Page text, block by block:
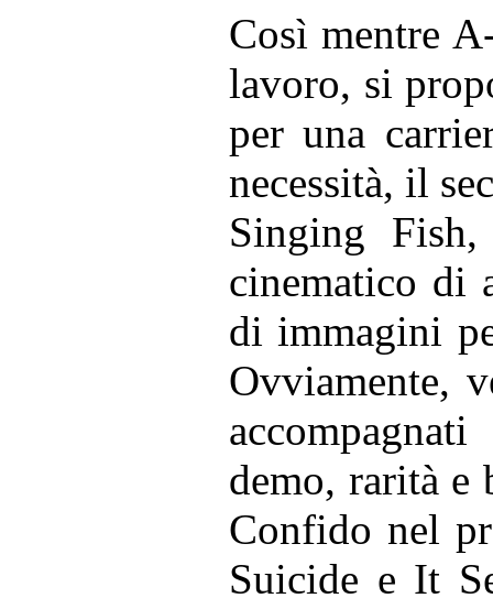
Così mentre
lavoro, si
per una
necessità, il
Singing
cinematico di
di immagini
Ovviamente,
demo, rarità e
Confido nel
Suicide e It